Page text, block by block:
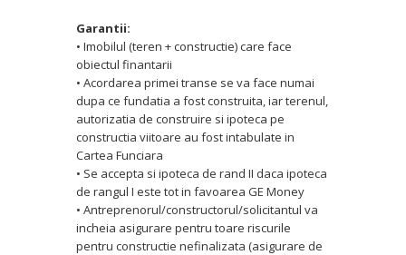
Garantii:
• Imobilul (teren + constructie) care face
obiectul finantarii
• Acordarea primei transe se va face numai
dupa ce fundatia a fost construita, iar terenul,
autorizatia de construire si ipoteca pe
constructia viitoare au fost intabulate in
Cartea Funciara
• Se accepta si ipoteca de rand II daca ipoteca
de rangul I este tot in favoarea GE Money
• Antreprenorul/constructorul/solicitantul va
incheia asigurare pentru toare riscurile
pentru constructie nefinalizata (asigurare de